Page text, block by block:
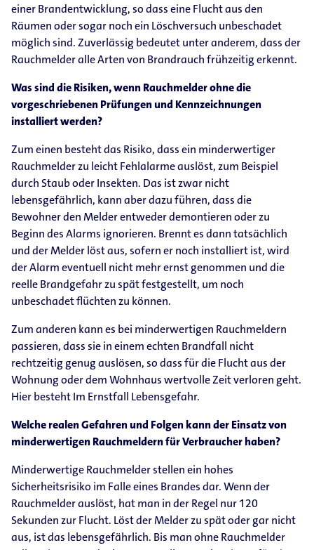
einer Brandentwicklung, so dass eine Flucht aus den
Räumen oder sogar noch ein Löschversuch unbeschadet
möglich sind. Zuverlässig bedeutet unter anderem, dass der
Rauchmelder alle Arten von Brandrauch frühzeitig erkennt.
Was sind die Risiken, wenn Rauchmelder ohne die
vorgeschriebenen Prüfungen und Kennzeichnungen
installiert werden?
Zum einen besteht das Risiko, dass ein minderwertiger
Rauchmelder zu leicht Fehlalarme auslöst, zum Beispiel
durch Staub oder Insekten. Das ist zwar nicht
lebensgefährlich, kann aber dazu führen, dass die
Bewohner den Melder entweder demontieren oder zu
Beginn des Alarms ignorieren. Brennt es dann tatsächlich
und der Melder löst aus, sofern er noch installiert ist, wird
der Alarm eventuell nicht mehr ernst genommen und die
reelle Brandgefahr zu spät festgestellt, um noch
unbeschadet flüchten zu können.
Zum anderen kann es bei minderwertigen Rauchmeldern
passieren, dass sie in einem echten Brandfall nicht
rechtzeitig genug auslösen, so dass für die Flucht aus der
Wohnung oder dem Wohnhaus wertvolle Zeit verloren geht.
Hier besteht Im Ernstfall Lebensgefahr.
Welche realen Gefahren und Folgen kann der Einsatz von
minderwertigen Rauchmeldern für Verbraucher haben?
Minderwertige Rauchmelder stellen ein hohes
Sicherheitsrisiko im Falle eines Brandes dar. Wenn der
Rauchmelder auslöst, hat man in der Regel nur 120
Sekunden zur Flucht. Löst der Melder zu spät oder gar nicht
aus, ist das lebensgefährlich. Bis man ohne Rauchmelder